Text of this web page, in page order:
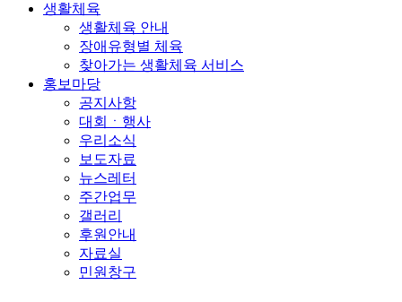
생활체육
생활체육 안내
장애유형별 체육
찾아가는 생활체육 서비스
홍보마당
공지사항
대회ㆍ행사
우리소식
보도자료
뉴스레터
주간업무
갤러리
후원안내
자료실
민원창구